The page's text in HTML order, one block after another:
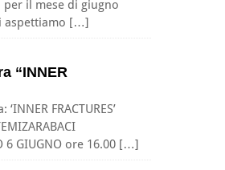
il mese di giugno
aspettiamo […]
“INNER
FRACTURES’
6 GIUGNO ore 16.00 […]